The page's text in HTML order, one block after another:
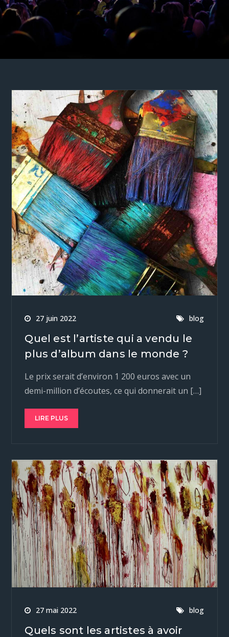
27 juin 2022 blog
Quel est l’artiste qui a vendu le
plus d’album dans le monde ?
Le prix serait d’environ 1 200 euros avec un
demi-million d’écoutes, ce qui donnerait un […]
LIRE PLUS
27 mai 2022 blog
Quels sont les artistes à avoir